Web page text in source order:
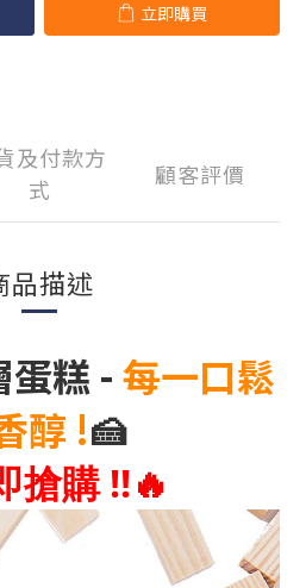
立即購買
及付款方
式
顧客評價
品描述
蛋糕 -每一口鬆
醇 !🍰
搶購 !!🔥